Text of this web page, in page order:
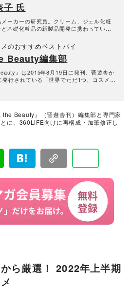
子 氏
ーカーの研究員。クリーム、ジェル化粧
基礎化粧品の新製品開発に携わってい
のおすすめベストバイ
Beauty編集部
』は2015年8月19日に発刊、晋遊舎か
発行されている「世界でただ1つ、コスメを
を発信中。姉妹誌であるテストする女性誌
、メーカーに忖度する事なく、編集部と
Beauty』（晋遊舎刊）編集部と専門家
に、360LiFE向けに再構成・加筆修正し
ら厳選！ 2022年上半期